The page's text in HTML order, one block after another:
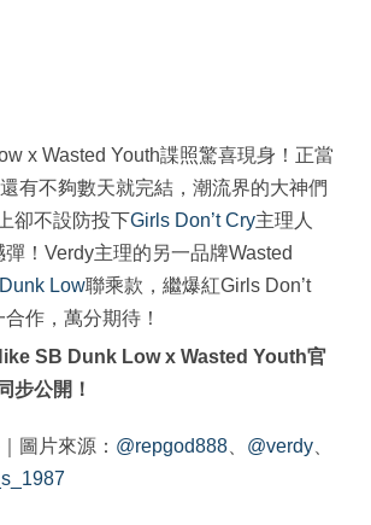
x Wasted Youth諜照驚喜現身！正當
有不夠數天就完結，潮流界的大神們
卻不設防投下Girls Don’t Cry主理人
彈！Verdy主理的另一品牌Wasted
Low聯乘款，繼爆紅Girls Don’t
作，萬分期待！
SB Dunk Low x Wasted Youth官
步公開！
圖片來源： @repgod888 @verdy